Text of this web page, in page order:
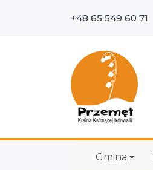
+48 65 549 60 71
Gmina